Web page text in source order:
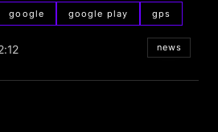
google google play gps
news